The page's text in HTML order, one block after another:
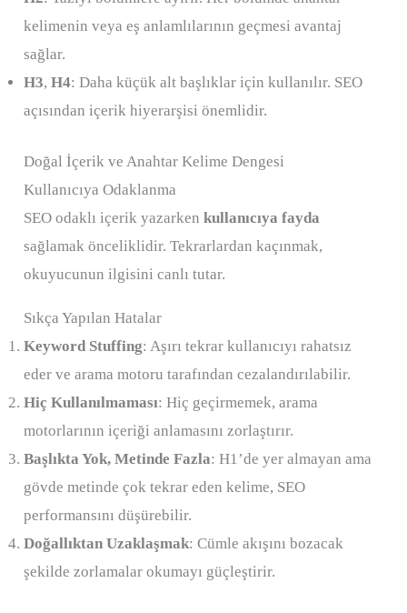
kelimenin veya eş anlamlılarının geçmesi avantaj
sağlar.
H3,H4: Daha küçük alt başlıklar için kullanılır. SEO
açısından içerik hiyerarşisi önemlidir.
Doğal İçerik ve Anahtar Kelime Dengesi
Kullanıcıya Odaklanma
SEO odaklı içerik yazarkenkullanıcıya fayda
sağlamak önceliklidir. Tekrarlardan kaçınmak,
okuyucunun ilgisini canlı tutar.
Sıkça Yapılan Hatalar
Keyword Stuffing: Aşırı tekrar kullanıcıyı rahatsız
eder ve arama motoru tarafından cezalandırılabilir.
Hiç Kullanılmaması: Hiç geçirmemek, arama
motorlarının içeriği anlamasını zorlaştırır.
Başlıkta Yok, Metinde Fazla: H1’de yer almayan ama
gövde metinde çok tekrar eden kelime, SEO
performansını düşürebilir.
Doğallıktan Uzaklaşmak: Cümle akışını bozacak
şekilde zorlamalar okumayı güçleştirir.